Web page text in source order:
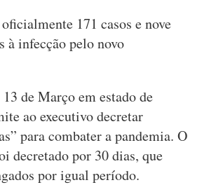
171 casos e nove
à infecção pelo novo
de Março em estado de
ao executivo decretar
para combater a pandemia. O
decretado por 30 dias, que
por igual período.